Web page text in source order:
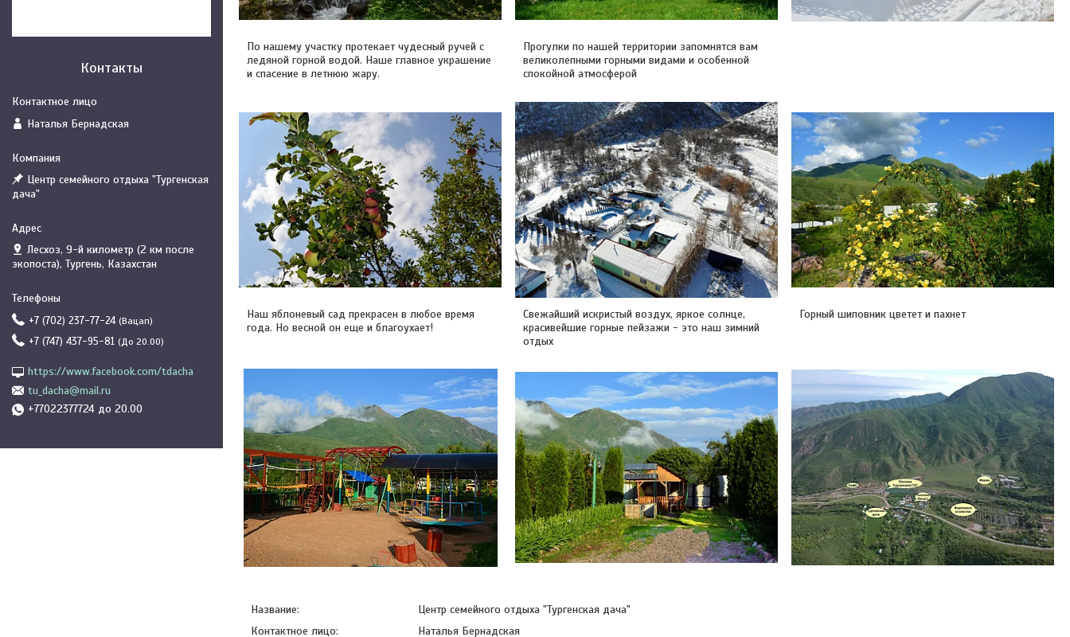
По нашему участку протекает чудесный ручей с
ледяной горной водой. Наше главное украшение
и спасение в летнюю жару.
Прогулки по нашей территории запомнятся вам
великолепными горными видами и особенной
спокойной атмосферой
Наш яблоневый сад прекрасен в любое время
года. Но весной он еще и благоухает!
Свежайший искристый воздух, яркое солнце,
красивейшие горные пейзажи - это наш зимний
отдых
Горный шиповник цветет и пахнет
Центр семейного отдыха "Тургенская дача"
Наталья Бернадская
Контакты
Наталья Бернадская
Центр семейного отдыха "Тургенская
дача"
Лесхоз, 9-й километр (2 км после
экопоста), Тургень, Казахстан
+7 (702) 237-77-24 Вацап
+7 (747) 437-95-81 До 20.00
https://www.facebook.com/tdacha
tu_dacha@mail.ru
+77022377724 до 20.00